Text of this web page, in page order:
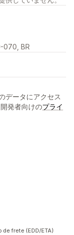
070, BR
データにアクセス
発者向けのプライ
frete (EDD/ETA)